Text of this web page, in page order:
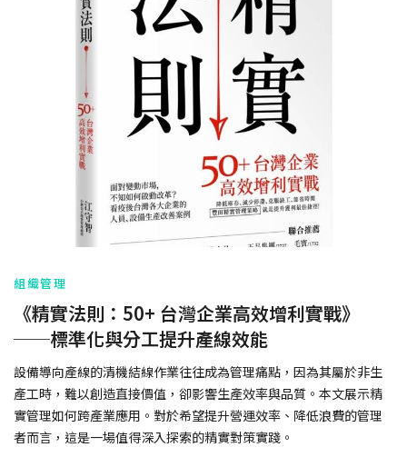
組織管理
《精實法則：50+ 台灣企業高效增利實戰》
──標準化與分工提升產線效能
設備導向產線的清機結線作業往往成為管理痛點，因為其屬於非生
產工時，難以創造直接價值，卻影響生產效率與品質。本文展示精
實管理如何跨產業應用。對於希望提升營運效率、降低浪費的管理
者而言，這是一場值得深入探索的精實對策實踐。